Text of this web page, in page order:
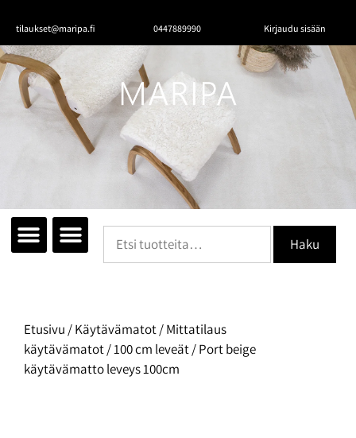
tilaukset@maripa.fi 0447889990 Kirjaudu sisään
Haku
Etusivu /Käytävämatot/Mittatilaus
käytävämatot/100 cm leveät/ Port beige
käytävämatto leveys 100cm